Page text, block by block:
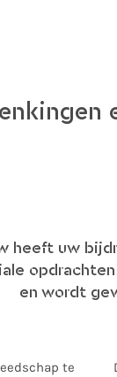
heeft uw
en wordt
te